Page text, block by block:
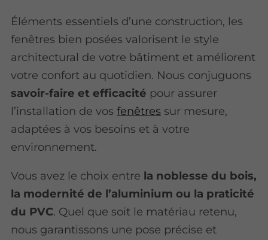
Éléments essentiels d’une construction, les
fenêtres bien posées valorisent le style
architectural de votre bâtiment et améliorent
votre confort au quotidien. Nous conjuguons
savoir-faire et efficacité pour assurer
l’installation de vosfenêtres sur mesure,
adaptées à vos besoins et à votre
environnement.
Vous avez le choix entre la noblesse du bois,
la modernité de l’aluminium ou la praticité
du PVC. Quel que soit le matériau retenu,
nous garantissons une pose précise et